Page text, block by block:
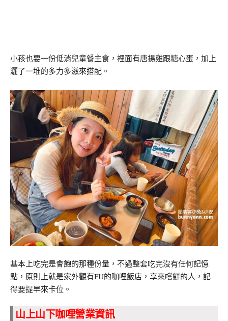
小孩也要一份低消兒童餐主食，裡面有唐揚雞跟糖心蛋，加上
灑了一堆的多力多滋來搭配。
基本上吃完是會飽的那種份量，不過整套吃完沒有任何記憶
點，原則上就是家外觀有FU的咖哩飯店，享來嚐鮮的人，記
得要提早來卡位。
山上山下咖哩營業資訊